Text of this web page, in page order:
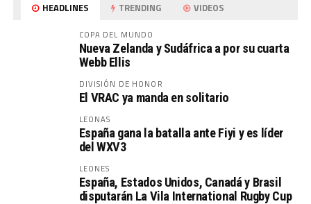
HEADLINES TRENDING VIDEOS
COPA DEL MUNDO
Nueva Zelanda y Sudáfrica a por su cuarta
Webb Ellis
DIVISIÓN DE HONOR
El VRAC ya manda en solitario
LEONAS
España gana la batalla ante Fiyi y es líder
del WXV3
LEONES
España, Estados Unidos, Canadá y Brasil
disputarán La Vila International Rugby Cup